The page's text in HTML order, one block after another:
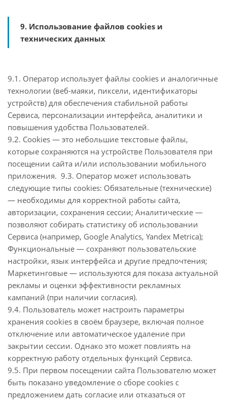
9. Использование файлов cookies и
технических данных
9.1. Оператор использует файлы cookies и аналогичные
технологии (веб-маяки, пиксели, идентификаторы
устройств) для обеспечения стабильной работы
Сервиса, персонализации интерфейса, аналитики и
повышения удобства Пользователей.
9.2. Cookies — это небольшие текстовые файлы,
которые сохраняются на устройстве Пользователя при
посещении сайта и/или использовании мобильного
приложения. 9.3. Оператор может использовать
следующие типы cookies: Обязательные (технические)
— необходимы для корректной работы сайта,
авторизации, сохранения сессии; Аналитические —
позволяют собирать статистику об использовании
Сервиса (например, Google Analytics, Yandex Metrica);
Функциональные — сохраняют пользовательские
настройки, язык интерфейса и другие предпочтения;
Маркетинговые — используются для показа актуальной
рекламы и оценки эффективности рекламных
кампаний (при наличии согласия).
9.4. Пользователь может настроить параметры
хранения cookies в своём браузере, включая полное
отключение или автоматическое удаление при
закрытии сессии. Однако это может повлиять на
корректную работу отдельных функций Сервиса.
9.5. При первом посещении сайта Пользователю может
быть показано уведомление о сборе cookies с
предложением дать согласие или отказаться от